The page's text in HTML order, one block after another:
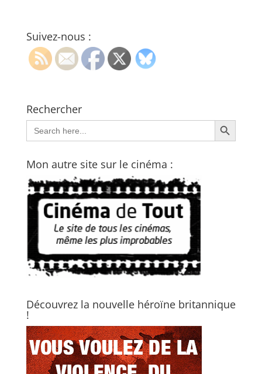
Suivez-nous :
Rechercher
Search
for:
Search Button
Mon autre site sur le cinéma :
Découvrez la nouvelle héroïne britannique
!